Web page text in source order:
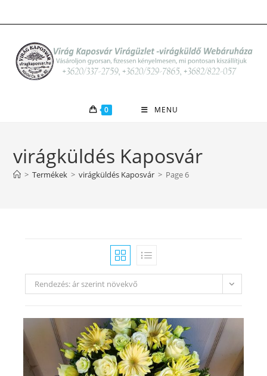
to
0 MENU
virágküldés Kaposvár
> Termékek > virágküldés Kaposvár > Page 6
Rendezés: ár szerint növekvő